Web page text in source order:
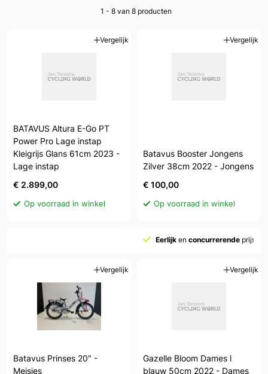
1 - 8 van 8 producten
Vergelijk
BATAVUS Altura E-Go PT
Power Pro Lage instap
Kleigrijs Glans 61cm 2023 -
Lage instap
€ 2.899,00
Op voorraad in winkel
Vergelijk
Batavus Booster Jongens
Zilver 38cm 2022 - Jongens
€ 100,00
Op voorraad in winkel
concurrerendeprijs
Vergelijk
Batavus Prinses 20" -
Meisjes
Vergelijk
Gazelle Bloom Dames l
blauw 50cm 2022 - Dames